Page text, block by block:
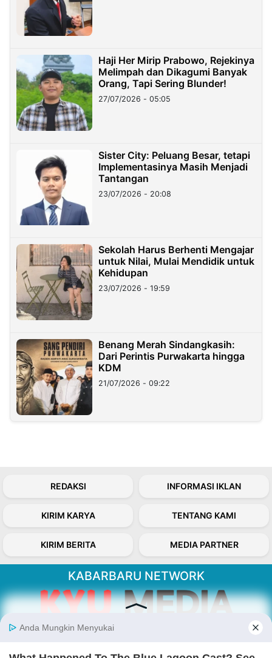
Haji Her Mirip Prabowo, Rejekinya
Melimpah dan Dikagumi Banyak
Orang, Tapi Sering Blunder!
27/07/2026 - 05:05
Sister City: Peluang Besar, tetapi
Implementasinya Masih Menjadi
Tantangan
23/07/2026 - 20:08
Sekolah Harus Berhenti Mengajar
untuk Nilai, Mulai Mendidik untuk
Kehidupan
23/07/2026 - 19:59
Benang Merah Sindangkasih:
Dari Perintis Purwakarta hingga
KDM
21/07/2026 - 09:22
REDAKSI INFORMASI IKLAN
KIRIM KARYA TENTANG KAMI
KIRIM BERITA MEDIA PARTNER
KABARBARU NETWORK